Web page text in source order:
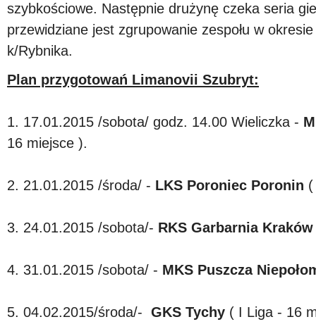
szybkościowe. Następnie drużynę czeka seria
przewidziane jest zgrupowanie zespołu w
k/Rybnika.
Plan przygotowań Limanovii Szubryt:
1. 17.01.2015 /sobota/ godz. 14.00 Wieliczka -
16 miejsce ).
2. 21.01.2015 /środa/ - LKS Poroniec Poronin
3. 24.01.2015 /sobota/- RKS Garbarnia Kraków
4. 31.01.2015 /sobota/ - MKS Puszcza
5. 04.02.2015/środa/- GKS Tychy ( I Liga - 16